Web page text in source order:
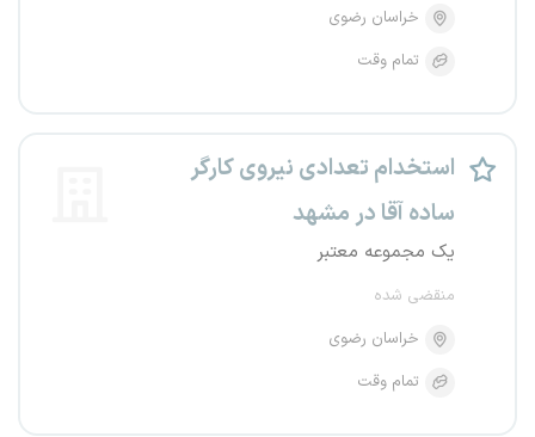
خراسان رضوی
تمام وقت
استخدام تعدادی نیروی کارگر
ساده آقا در مشهد
یک مجموعه معتبر
منقضی شده
خراسان رضوی
تمام وقت